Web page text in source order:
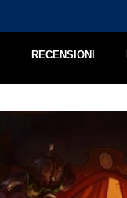
RECENSIONI